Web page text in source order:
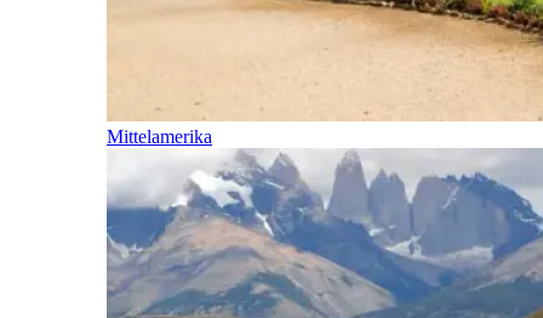
Mittelamerika